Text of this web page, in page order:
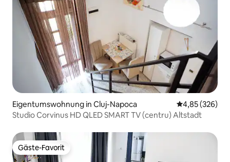
Eigentumswohnung in Cluj-Napoca
4,85 (326)
Studio Corvinus HD QLED SMART TV (centru) Altstadt
Gäste-Favorit
Gäste-Favorit